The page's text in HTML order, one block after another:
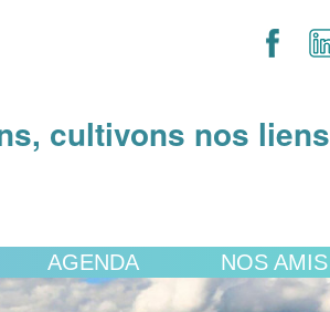
cultivons nos liens
AGENDA NOS AMIS